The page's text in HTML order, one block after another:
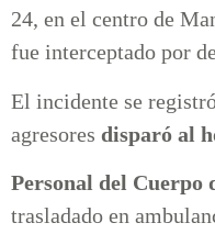
24, en el centro de
fue interceptado por
El incidente se
agresores disparó al
Personal del Cuerpo
trasladado en